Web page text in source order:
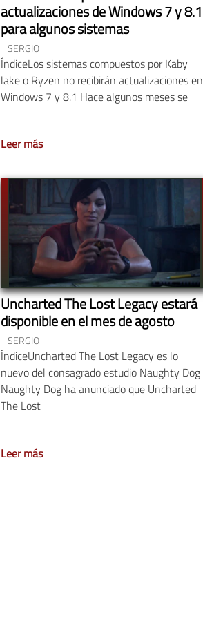
actualizaciones de Windows 7 y 8.1
para algunos sistemas
SERGIO
ÍndiceLos sistemas compuestos por Kaby
lake o Ryzen no recibirán actualizaciones en
Windows 7 y 8.1 Hace algunos meses se
Leer más
Uncharted The Lost Legacy estará
disponible en el mes de agosto
SERGIO
ÍndiceUncharted The Lost Legacy es lo
nuevo del consagrado estudio Naughty Dog
Naughty Dog ha anunciado que Uncharted
The Lost
Leer más